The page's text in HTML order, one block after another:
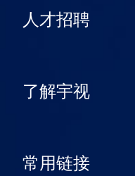
人才招聘
了解宇视
常用链接